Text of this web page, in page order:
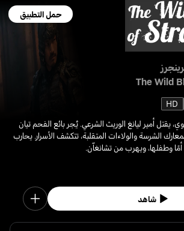
حمل التطبيق
The Wild
HD
يقتل أمير ليانغ الوريث الشرعي. يُجر بائع الفحم تيان
الشرسة والولاءات المتقلبة، تتكشف الأسرار. يحارب
أمًا وطفلها، ويهرب من تشانغآن.
شاهد